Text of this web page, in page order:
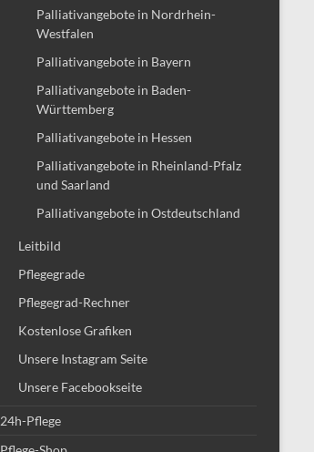
Palliativangebote in Nordrhein-
Westfalen
Palliativangebote in Bayern
Palliativangebote in Baden-
Württemberg
Palliativangebote in Hessen
Palliativangebote in Rheinland-Pfalz
und Saarland
Palliativangebote in Ostdeutschland
Leitbild
Pflegegrade
Pflegegrad-Rechner
Kostenlose Grafiken
Unsere Instagram Seite
Unsere Facebookseite
24h-Pflege